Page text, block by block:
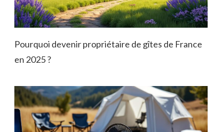
Pourquoi devenir propriétaire de gîtes de France
en 2025 ?